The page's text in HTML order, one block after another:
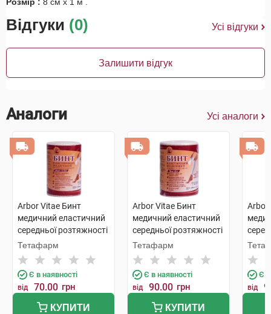
Відгуки (0) Усі відгуки
Залишити відгук
Аналоги Усі аналоги
Arbor Vitae Бинт
медичний еластичний
середньої розтяжності
8 см х 1,5 м 1 шт
Тетафарм
Є в наявності
від 70.00 грн
КУПИТИ
Arbor Vitae Бинт
медичний еластичний
середньої розтяжності
8 см х 2 м 1 шт
Тетафарм
Є в наявності
від 90.00 грн
КУПИТИ
Arbor
8 см
Є в
від